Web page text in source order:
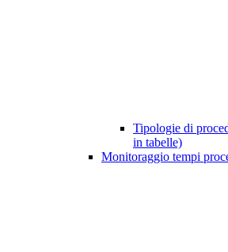
Tipologie di
in tabelle)
Monitoraggio tempi